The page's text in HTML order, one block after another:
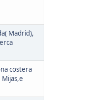
Madrid),
costera